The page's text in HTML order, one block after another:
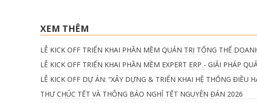
XEM THÊM
LỄ KICK OFF TRIỂN KHAI PHẦN MỀM QUẢN TRỊ TỔNG THỂ
LỄ KICK OFF TRIỂN KHAI PHẦN MỀM EXPERT ERP - GIẢI PHÁP
LỄ KICK OFF DỰ ÁN: “XÂY DỰNG & TRIỂN KHAI HỆ THỐNG ĐIỀU
THƯ CHÚC TẾT VÀ THÔNG BÁO NGHỈ TẾT NGUYÊN ĐÁN 2026